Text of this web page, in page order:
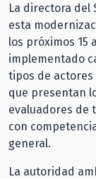
La directora del
esta
los próximos 15
implementado
tipos de actores
que presentan
evaluadores de
con
general.
La autoridad